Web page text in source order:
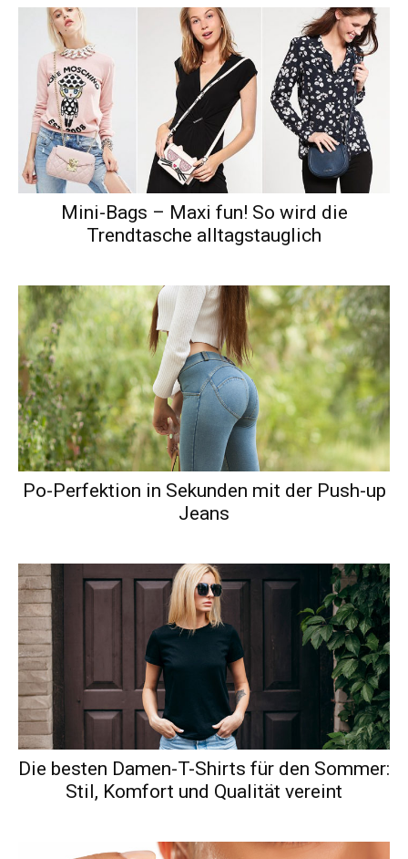
Mini-Bags – Maxi fun! So wird die
Trendtasche alltagstauglich
Po-Perfektion in Sekunden mit der Push-up
Jeans
Die besten Damen-T-Shirts für den Sommer:
Stil, Komfort und Qualität vereint